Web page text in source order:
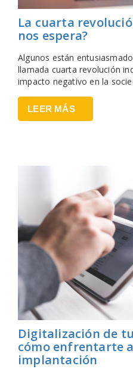
La cuarta
nos espera?
Algunos están
llamada cuarta revolución
impacto negativo en la
LEER MÁS
Digitalización de
cómo enfrentarte
implantación